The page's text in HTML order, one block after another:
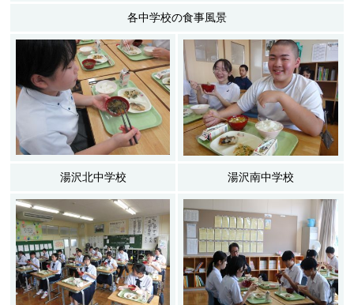
各中学校の食事風景
湯沢北中学校 湯沢南中学校